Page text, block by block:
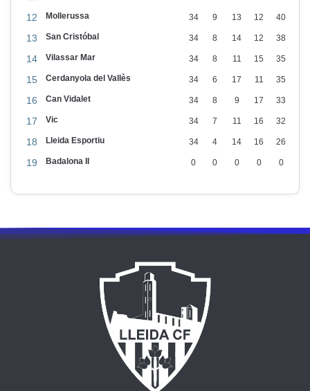
2
12 Mollerussa 34 9 13 12 40
13 San Cristóbal 34 8 14 12 38
14 Vilassar Mar 34 8 11 15 35
15 Cerdanyola del Vallès 34 6 17 11 35
16 Can Vidalet 34 8 9 17 33
17 Vic 34 7 11 16 32
18 Lleida Esportiu 34 4 14 16 26
19 Badalona II 0 0 0 0 0